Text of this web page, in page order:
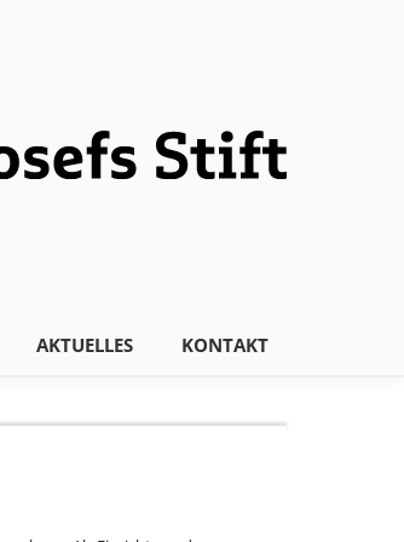
AKTUELLES KONTAKT